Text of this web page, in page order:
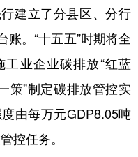
建立了分县区、分行
。“十五五”时期将全
业企业碳排放“红蓝
策”制定碳排放管控实
由每万元GDP8.05吨
控任务。